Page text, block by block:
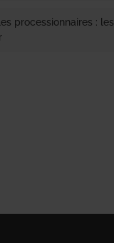
processionnaires :